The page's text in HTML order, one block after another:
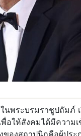
พระบรมราชูปถัมภ์ เ
ให้สังคมได้มีความเ